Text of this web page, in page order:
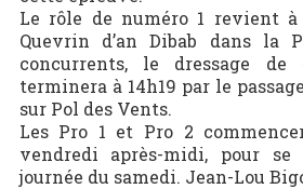
Le rôle de numéro 1 revient à
Quevrin d’an Dibab dans la
concurrents, le dressage de
terminera à 14h19 par le
sur Pol des Vents.
Les Pro 1 et Pro 2
vendredi après-midi, pour
journée du samedi. Jean-Lou